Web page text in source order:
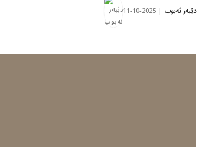
دێبەر ئەیوب 2025-10-11